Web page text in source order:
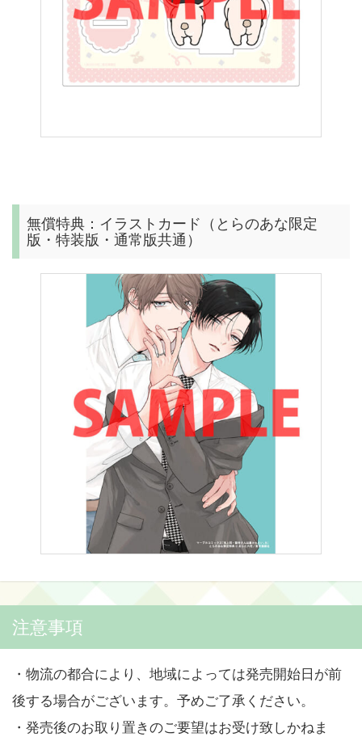
無償特典：イラストカード（とらのあな限定
版・特装版・通常版共通）
注意事項
・物流の都合により、地域によっては発売開始日が前
後する場合がございます。予めご了承ください。
・発売後のお取り置きのご要望はお受け致しかねま